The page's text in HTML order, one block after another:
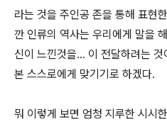
라는 것을 주인공 존을 통해 표현
깐 인류의 역사는 우리에게 말을
신이 느낀것을... 이 전달하려는
본 스스로에게 맞기기로 하겠다.
뭐 이렇게 보면 엄청 지루한 시시